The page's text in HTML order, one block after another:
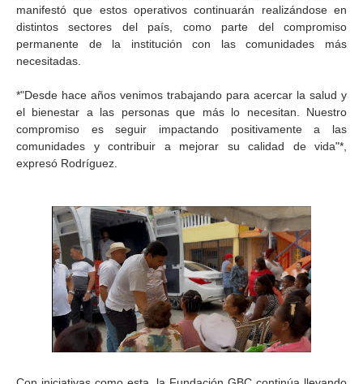
manifestó que estos operativos continuarán realizándose en
distintos sectores del país, como parte del compromiso
permanente de la institución con las comunidades más
necesitadas.
*"Desde hace años venimos trabajando para acercar la salud y
el bienestar a las personas que más lo necesitan. Nuestro
compromiso es seguir impactando positivamente a las
comunidades y contribuir a mejorar su calidad de vida"*,
expresó Rodríguez.